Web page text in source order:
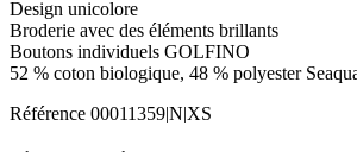
Design unicolore
Broderie avec des éléments brillants
Boutons individuels GOLFINO
52 % coton biologique, 48 % polyester
Référence 00011359|N|XS